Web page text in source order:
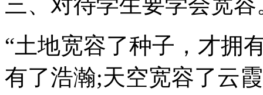
“土地宽容了种子，才拥
有了浩瀚;天空宽容了云